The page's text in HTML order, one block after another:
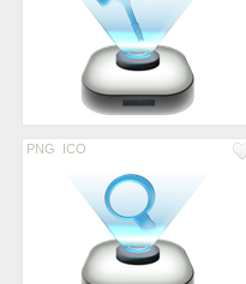
PNG ICO